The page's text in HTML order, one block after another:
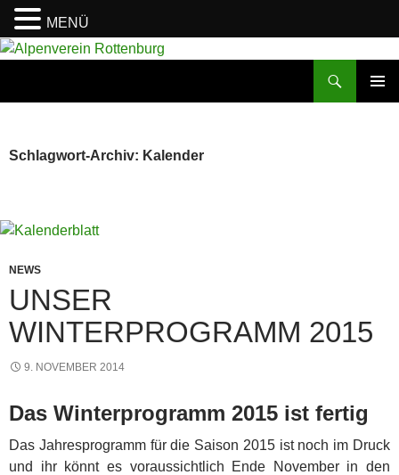
Zum
Schlagwort-Archiv: Kalender
NEWS
UNSER
WINTERPROGRAMM 2015
9. NOVEMBER 2014
Das Winterprogramm 2015 ist fertig
Das Jahresprogramm für die Saison 2015 ist noch im Druck
und ihr könnt es voraussichtlich Ende November in den
MENÜ